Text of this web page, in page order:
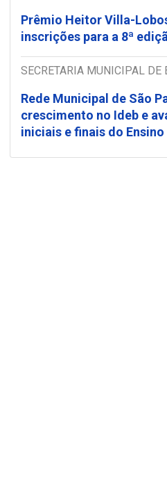
Prêmio Heitor Villa-
inscrições para a 8ª
SECRETARIA MUNICIPAL DE
Rede Municipal de São
crescimento no Ideb e
iniciais e finais do Ensino